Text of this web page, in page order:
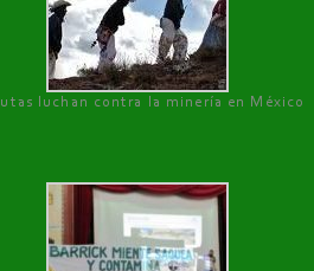
luchan contra la minería en México